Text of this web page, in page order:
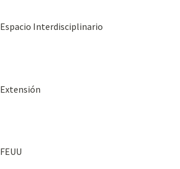
Espacio Interdisciplinario
Extensión
FEUU